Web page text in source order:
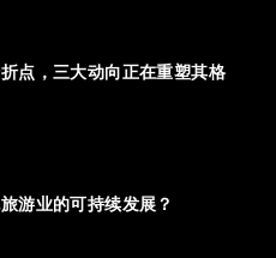
点，三大动向正在重塑其格
游业的可持续发展？